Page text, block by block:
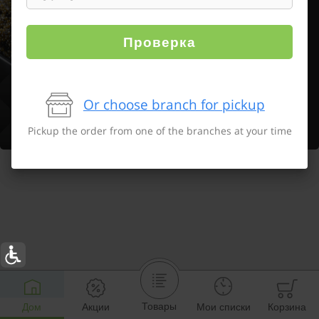
Дом Акции Товары Мои списки Корзина
Проверка
Or choose branch for pickup
Pickup the order from one of the branches at your time